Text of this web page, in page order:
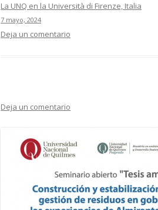
La UNQ en la Università di Firenze, Italia
7 mayo, 2024
Deja un comentario
Deja un comentario